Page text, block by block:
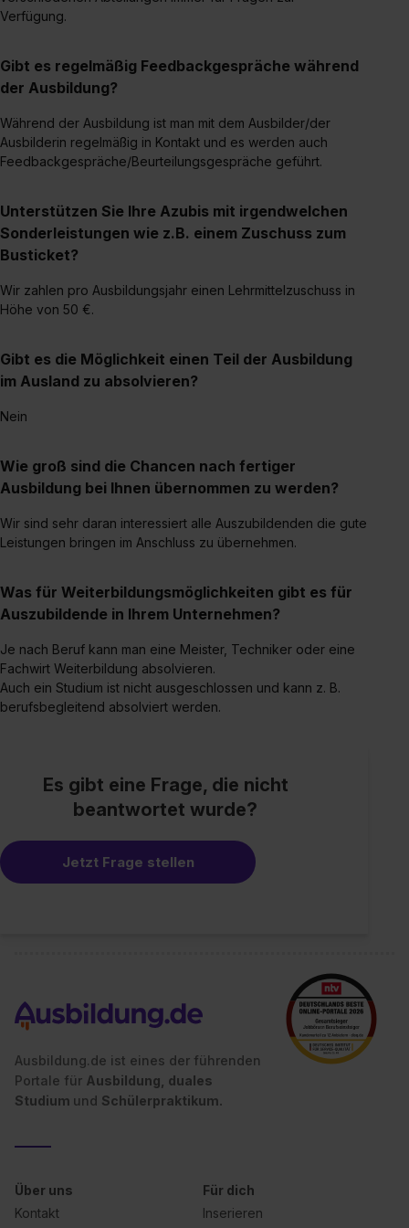
Media und Marketing“ umfasst hierbei die Einwilligung
S. 1 lit. a) DS-GVO). Die USA verfügen über kein
angemessenes Datenschutzniveau (EuGH – Schrems
Wirkung für die Zukunft ganz oder teilweise über unsere
Datenschutzerklärung unter dem Punkt „Datenschutz-
Einstellungen“ widerrufen. Weitere Informationen zu den
zeigen“. Weitere Informationen:Datenschutzerklärung
Impressum .
Verfügung.
Gibt es regelmäßig Feedbackgespräche während
der Ausbildung?
Während der Ausbildung ist man mit dem Ausbilder/der
Ausbilderin regelmäßig in Kontakt und es werden auch
Feedbackgespräche/Beurteilungsgespräche geführt.
Unterstützen Sie Ihre Azubis mit irgendwelchen
Sonderleistungen wie z.B. einem Zuschuss zum
Busticket?
Wir zahlen pro Ausbildungsjahr einen Lehrmittelzuschuss in
Höhe von 50 €.
Gibt es die Möglichkeit einen Teil der Ausbildung
im Ausland zu absolvieren?
Nein
Wie groß sind die Chancen nach fertiger
Ausbildung bei Ihnen übernommen zu werden?
Wir sind sehr daran interessiert alle Auszubildenden die gute
Leistungen bringen im Anschluss zu übernehmen.
Was für Weiterbildungsmöglichkeiten gibt es für
Auszubildende in Ihrem Unternehmen?
Je nach Beruf kann man eine Meister, Techniker oder eine
Fachwirt Weiterbildung absolvieren.
Auch ein Studium ist nicht ausgeschlossen und kann z. B.
berufsbegleitend absolviert werden.
Es gibt eine Frage, die nicht
beantwortet wurde?
Jetzt Frage stellen
Ausbildung.de ist eines der führenden
Portale für Ausbildung, duales
Studium und Schülerpraktikum.
Über uns
Kontakt
Für dich
Inserieren